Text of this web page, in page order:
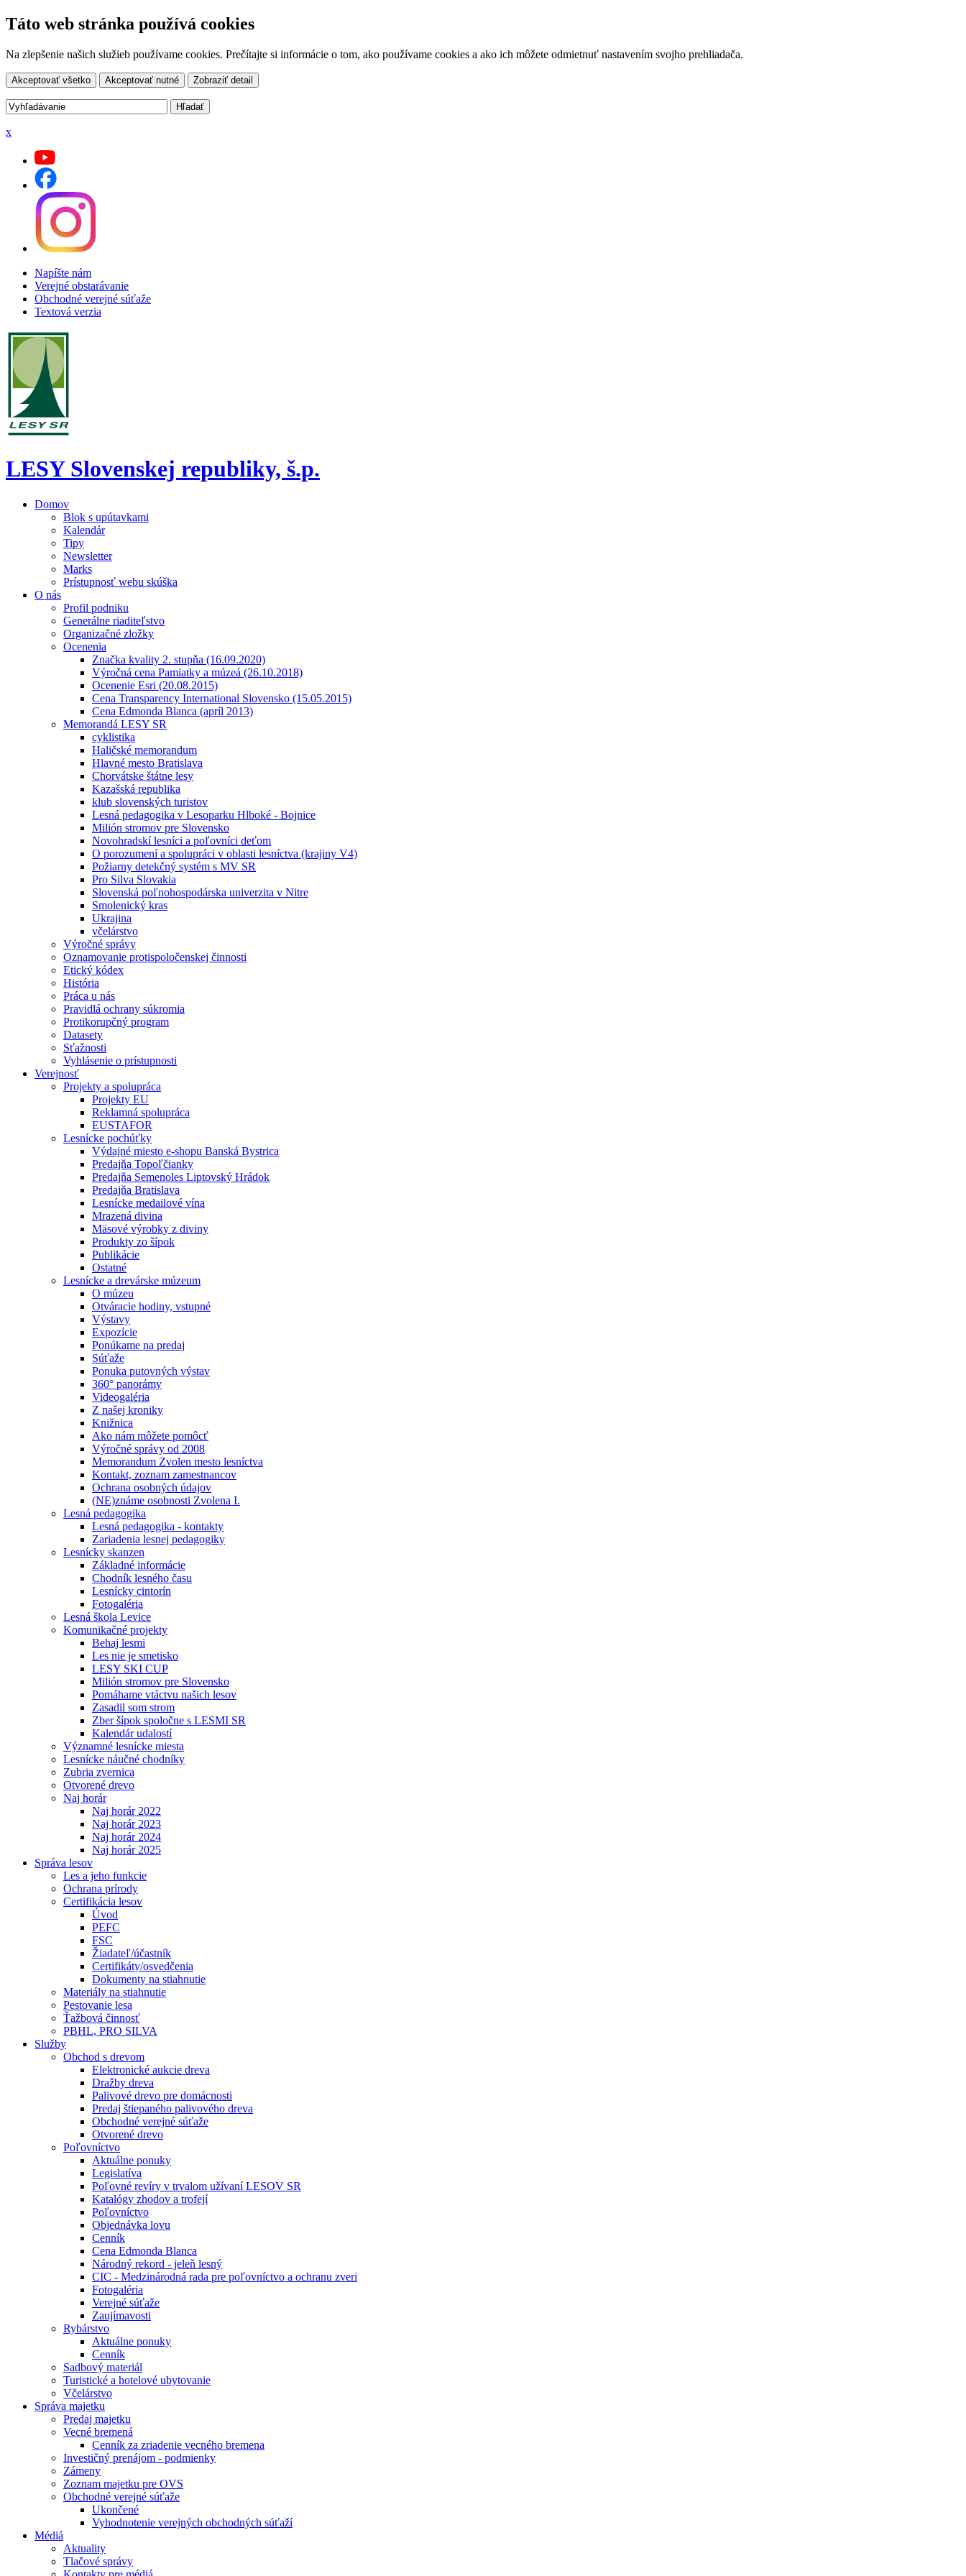
Táto web stránka používá cookies
Na zlepšenie našich služieb používame cookies. Prečítajte si informácie o tom, ako používame cookies a ako ich môžete odmietnuť nastavením svojho prehliadača.
Akceptovať všetko Akceptovať nutné Zobraziť detail
x
Napíšte nám
Verejné obstarávanie
Obchodné verejné súťaže
Textová verzia
LESY Slovenskej republiky, š.p.
Domov
Blok s upútavkami
Kalendár
Tipy
Newsletter
Marks
Prístupnosť webu skúška
O nás
Profil podniku
Generálne riaditeľstvo
Organizačné zložky
Ocenenia
Značka kvality 2. stupňa (16.09.2020)
Výročná cena Pamiatky a múzeá (26.10.2018)
Ocenenie Esri (20.08.2015)
Cena Transparency International Slovensko (15.05.2015)
Cena Edmonda Blanca (apríl 2013)
Memorandá LESY SR
cyklistika
Haličské memorandum
Hlavné mesto Bratislava
Chorvátske štátne lesy
Kazašská republika
klub slovenských turistov
Lesná pedagogika v Lesoparku Hlboké - Bojnice
Milión stromov pre Slovensko
Novohradskí lesníci a poľovníci deťom
O porozumení a spolupráci v oblasti lesníctva (krajiny V4)
Požiarny detekčný systém s MV SR
Pro Silva Slovakia
Slovenská poľnohospodárska univerzita v Nitre
Smolenický kras
Ukrajina
včelárstvo
Výročné správy
Oznamovanie protispoločenskej činnosti
Etický kódex
História
Práca u nás
Pravidlá ochrany súkromia
Protikorupčný program
Datasety
Sťažnosti
Vyhlásenie o prístupnosti
Verejnosť
Projekty a spolupráca
Projekty EU
Reklamná spolupráca
EUSTAFOR
Lesnícke pochúťky
Výdajné miesto e-shopu Banská Bystrica
Predajňa Topoľčianky
Predajňa Semenoles Liptovský Hrádok
Predajňa Bratislava
Lesnícke medailové vína
Mrazená divina
Mäsové výrobky z diviny
Produkty zo šípok
Publikácie
Ostatné
Lesnícke a drevárske múzeum
O múzeu
Otváracie hodiny, vstupné
Výstavy
Expozície
Ponúkame na predaj
Súťaže
Ponuka putovných výstav
360° panorámy
Videogaléria
Z našej kroniky
Knižnica
Ako nám môžete pomôcť
Výročné správy od 2008
Memorandum Zvolen mesto lesníctva
Kontakt, zoznam zamestnancov
Ochrana osobných údajov
(NE)známe osobnosti Zvolena I.
Lesná pedagogika
Lesná pedagogika - kontakty
Zariadenia lesnej pedagogiky
Lesnícky skanzen
Základné informácie
Chodník lesného času
Lesnícky cintorín
Fotogaléria
Lesná škola Levice
Komunikačné projekty
Behaj lesmi
Les nie je smetisko
LESY SKI CUP
Milión stromov pre Slovensko
Pomáhame vtáctvu našich lesov
Zasadil som strom
Zber šípok spoločne s LESMI SR
Kalendár udalostí
Významné lesnícke miesta
Lesnícke náučné chodníky
Zubria zvernica
Otvorené drevo
Naj horár
Naj horár 2022
Naj horár 2023
Naj horár 2024
Naj horár 2025
Správa lesov
Les a jeho funkcie
Ochrana prírody
Certifikácia lesov
Úvod
PEFC
FSC
Žiadateľ/účastník
Certifikáty/osvedčenia
Dokumenty na stiahnutie
Materiály na stiahnutie
Pestovanie lesa
Ťažbová činnosť
PBHL, PRO SILVA
Služby
Obchod s drevom
Elektronické aukcie dreva
Dražby dreva
Palivové drevo pre domácnosti
Predaj štiepaného palivového dreva
Obchodné verejné súťaže
Otvorené drevo
Poľovníctvo
Aktuálne ponuky
Legislatíva
Poľovné revíry v trvalom užívaní LESOV SR
Katalógy zhodov a trofejí
Poľovníctvo
Objednávka lovu
Cenník
Cena Edmonda Blanca
Národný rekord - jeleň lesný
CIC - Medzinárodná rada pre poľovníctvo a ochranu zveri
Fotogaléria
Verejné súťaže
Zaujímavosti
Rybárstvo
Aktuálne ponuky
Cenník
Sadbový materiál
Turistické a hotelové ubytovanie
Včelárstvo
Správa majetku
Predaj majetku
Vecné bremená
Cenník za zriadenie vecného bremena
Investičný prenájom - podmienky
Zámeny
Zoznam majetku pre OVS
Obchodné verejné súťaže
Ukončené
Vyhodnotenie verejných obchodných súťaží
Médiá
Aktuality
Tlačové správy